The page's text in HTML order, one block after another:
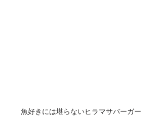
魚好きには堪らないヒラマサバーガー